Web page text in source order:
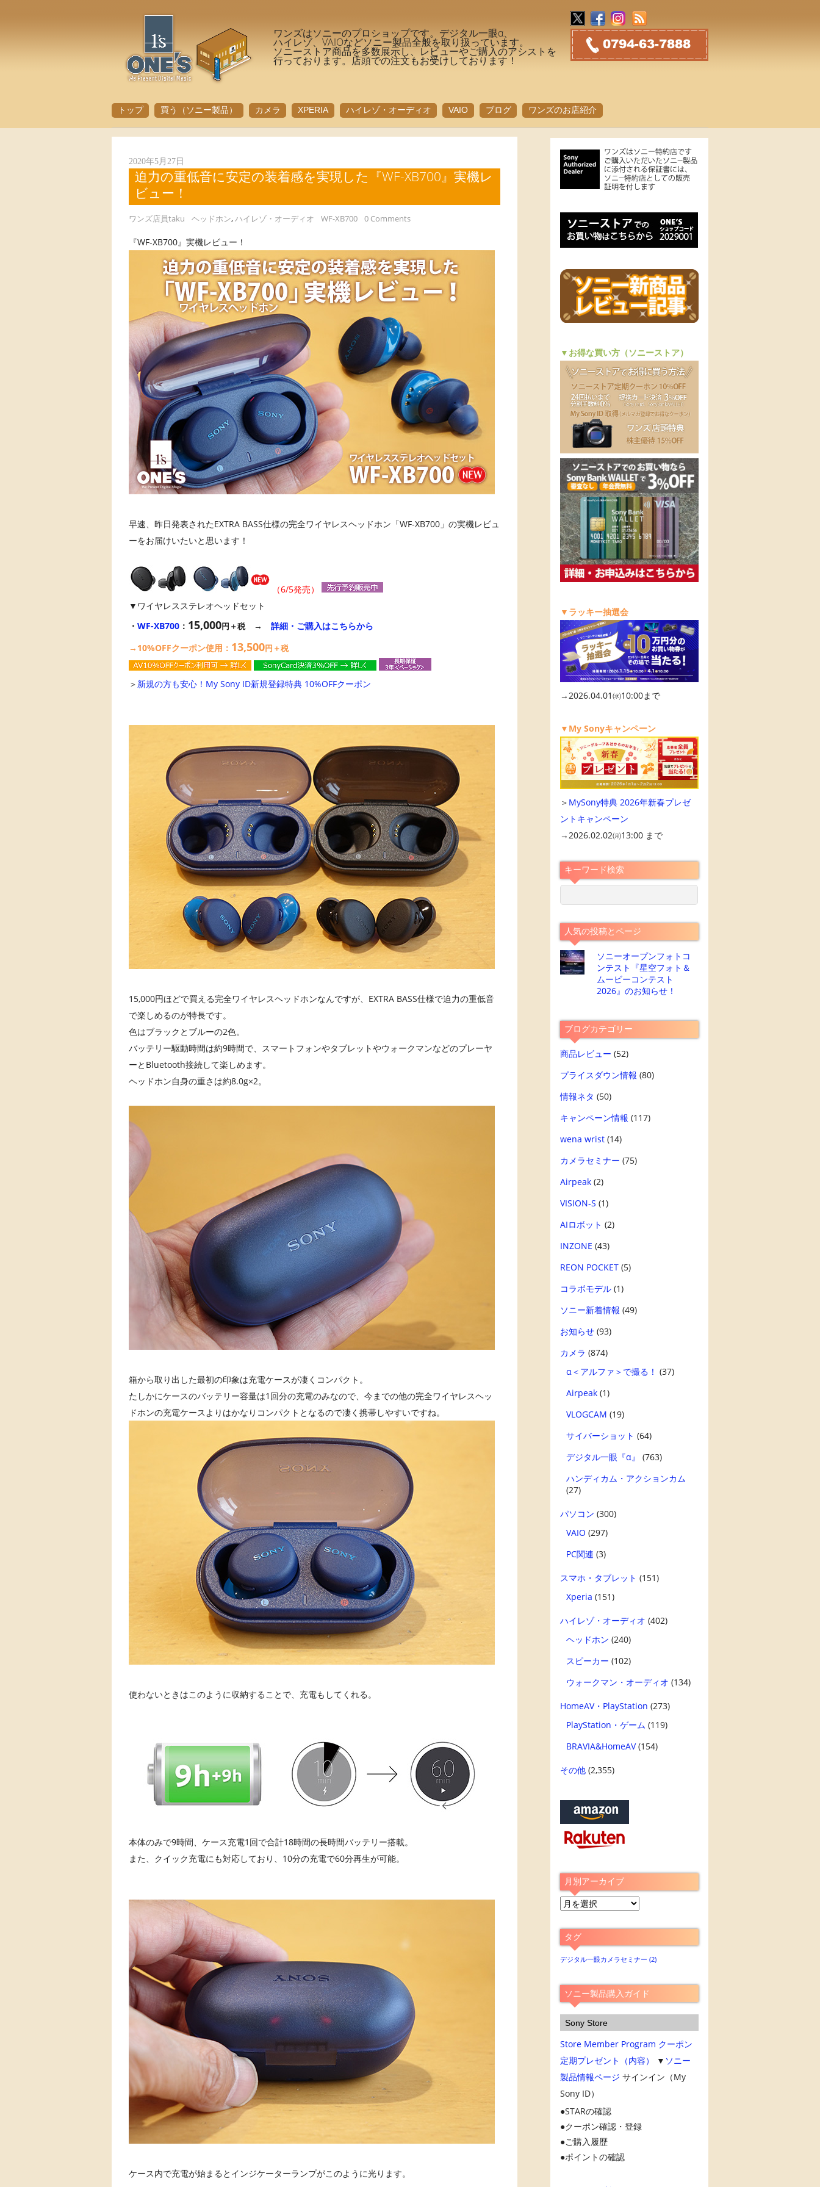
ワンズはソニーのプロショップです。デジタル一眼α、
ハイレゾ、VAIOなどソニー製品全般を取り扱っています。
ソニーストア商品を多数展示し、レビューやご購入のアシストを
行っております。店頭での注文もお受けしております！
トップ 買う（ソニー製品） カメラ XPERIA ハイレゾ・オーディオ VAIO ブログ ワンズのお店紹介
2020年5月27日
迫力の重低音に安定の装着感を実現した『WF-XB700』実機レ
ビュー！
ワンズ店員taku ヘッドホン,ハイレゾ・オーディオ WF-XB700 0 Comments
『WF-XB700』実機レビュー！
早速、昨日発表されたEXTRA BASS仕様の完全ワイヤレスヘッドホン「WF-XB700」の実機レビュ
ーをお届けいたいと思います！
（6/5発売）
▼ワイヤレスステレオヘッドセット
・ WF-XB700： 15,000円＋税→ 詳細・ご購入はこちらから
→10%OFFクーポン使用： 13,500円＋税
＞ 新規の方も安心！My Sony ID新規登録特典 10%OFFクーポン
15,000円ほどで買える完全ワイヤレスヘッドホンなんですが、EXTRA BASS仕様で迫力の重低音
で楽しめるのが特長です。
色はブラックとブルーの2色。
バッテリー駆動時間は約9時間で、スマートフォンやタブレットやウォークマンなどのプレーヤ
ーとBluetooth接続して楽しめます。
ヘッドホン自身の重さは約8.0g×2。
箱から取り出した最初の印象は充電ケースが凄くコンパクト。
たしかにケースのバッテリー容量は1回分の充電のみなので、今までの他の完全ワイヤレスヘッ
ドホンの充電ケースよりはかなりコンパクトとなるので凄く携帯しやすいですね。
使わないときはこのように収納することで、充電もしてくれる。
本体のみで9時間、ケース充電1回で合計18時間の長時間バッテリー搭載。
また、クイック充電にも対応しており、10分の充電で60分再生が可能。
ケース内で充電が始まるとインジケーターランプがこのように光ります。
▼お得な買い方（ソニーストア）
▼ラッキー抽選会
→2026.04.01㈬10:00まで
▼My Sonyキャンペーン
＞ MySony特典 2026年新春プレゼ
ントキャンペーン
→2026.02.02㈪13:00 まで
キーワード検索
人気の投稿とページ
ソニーオープンフォトコ
ンテスト『星空フォト＆
ムービーコンテスト
2026』のお知らせ！
ブログカテゴリー
商品レビュー (52)
プライスダウン情報 (80)
情報ネタ (50)
キャンペーン情報 (117)
wena wrist(14)
カメラセミナー (75)
Airpeak(2)
VISION-S (1)
AIロボット (2)
INZONE (43)
REON POCKET(5)
コラボモデル(1)
ソニー新着情報 (49)
お知らせ(93)
カメラ (874)
α＜アルファ＞で撮る！ (37)
Airpeak(1)
VLOGCAM (19)
サイバーショット (64)
デジタル一眼『α』
(763)
ハンディカム・アクションカム
(27)
パソコン (300)
VAIO (297)
PC関連 (3)
スマホ・タブレット (151)
Xperia (151)
ハイレゾ・オーディオ (402)
ヘッドホン (240)
スピーカー (102)
ウォークマン・オーディオ (134)
HomeAV・PlayStation (273)
PlayStation・ゲーム (119)
BRAVIA&HomeAV(154)
その他(2,355)
月別アーカイブ
月
ア
ー
カ
ブ
タグ
デジタル一眼カメラセミナー (2)
ソニー製品購入ガイド
Sony Store
Store Member Program クーポン
定期プレゼント（内容）
▼ ソニー
製品情報ページ サインイン（My
Sony ID）
STARの確認
クーポン確認・登録
ご購入履歴
ポイントの確認